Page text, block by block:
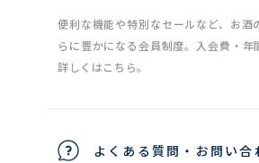
便利な機能や特別なセールなど、お酒
らに豊かになる会員制度。入会費・年
詳しくはこちら。
よくある質問・お問い合